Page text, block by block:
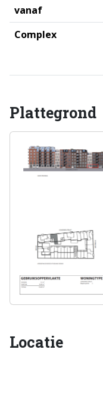
vanaf
Complex
Plattegrond
Locatie